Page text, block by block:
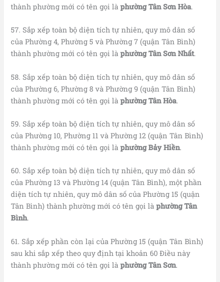
thành phường mới có tên gọi làphường Tân Sơn Hòa.
57. Sắp xếp toàn bộ diện tích tự nhiên, quy mô dân số
của Phường 4, Phường 5 và Phường 7 (quận Tân Bình)
thành phường mới có tên gọi làphường Tân Sơn Nhất.
58. Sắp xếp toàn bộ diện tích tự nhiên, quy mô dân số
của Phường 6, Phường 8 và Phường 9 (quận Tân Bình)
thành phường mới có tên gọi làphường Tân Hòa.
59. Sắp xếp toàn bộ diện tích tự nhiên, quy mô dân số
của Phường 10, Phường 11 và Phường 12 (quận Tân Bình)
thành phường mới có tên gọi làphường Bảy Hiền.
60. Sắp xếp toàn bộ diện tích tự nhiên, quy mô dân số
của Phường 13 và Phường 14 (quận Tân Bình), một phần
diện tích tự nhiên, quy mô dân số của Phường 15 (quận
Tân Bình) thành phường mới có tên gọi làphường Tân
Bình.
61. Sắp xếp phần còn lại của Phường 15 (quận Tân Bình)
sau khi sắp xếp theo quy định tại khoản 60 Điều này
thành phường mới có tên gọi làphường Tân Sơn.